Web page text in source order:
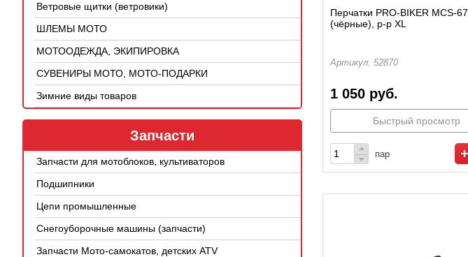
Ветровые щитки (ветровики)
ШЛЕМЫ МОТО
МОТООДЕЖДА, ЭКИПИРОВКА
СУВЕНИРЫ МОТО, МОТО-ПОДАРКИ
Зимние виды товаров
Запчасти
Запчасти для мотоблоков, культиваторов
Подшипники
Цепи промышленные
Снегоуборочные машины (запчасти)
Запчасти Мото-самокатов, детских ATV
Перчатки PRO-BIKER MCS-67
(чёрные), р-р XL
Артикул: 52870
1 050 руб.
Быстрый просмотр
пар